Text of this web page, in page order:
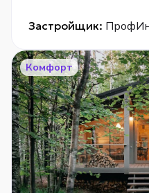
Застройщик:
Комфорт